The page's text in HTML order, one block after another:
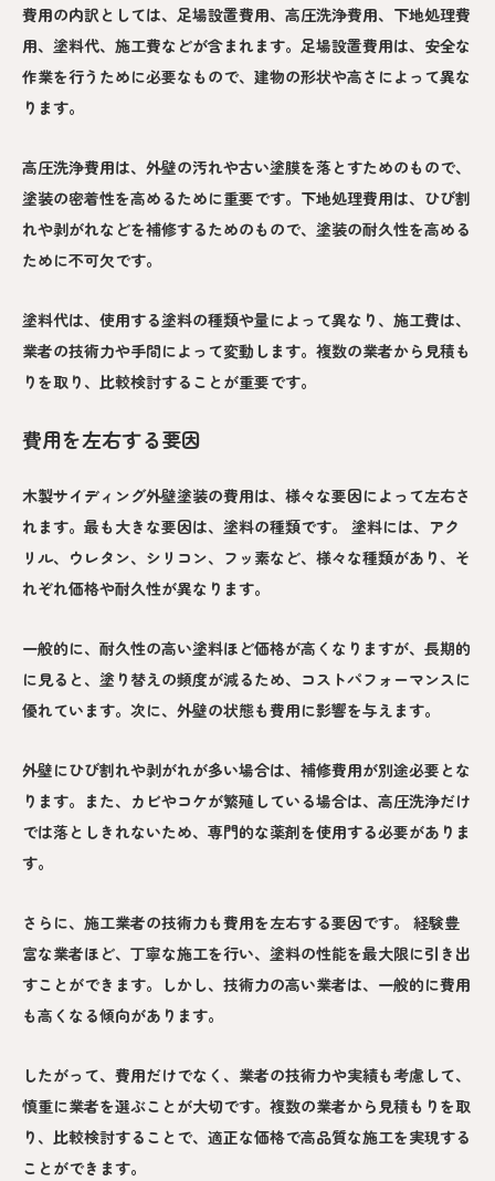
費用の内訳としては、足場設置費用、高圧洗浄費用、下地処理費
用、塗料代、施工費などが含まれます。足場設置費用は、安全な
作業を行うために必要なもので、建物の形状や高さによって異な
ります。
高圧洗浄費用は、外壁の汚れや古い塗膜を落とすためのもので、
塗装の密着性を高めるために重要です。下地処理費用は、ひび割
れや剥がれなどを補修するためのもので、塗装の耐久性を高める
ために不可欠です。
塗料代は、使用する塗料の種類や量によって異なり、施工費は、
業者の技術力や手間によって変動します。複数の業者から見積も
りを取り、比較検討することが重要です。
費用を左右する要因
木製サイディング外壁塗装の費用は、様々な要因によって左右さ
れます。最も大きな要因は、塗料の種類です。 塗料には、アク
リル、ウレタン、シリコン、フッ素など、様々な種類があり、そ
れぞれ価格や耐久性が異なります。
一般的に、耐久性の高い塗料ほど価格が高くなりますが、長期的
に見ると、塗り替えの頻度が減るため、コストパフォーマンスに
優れています。次に、外壁の状態も費用に影響を与えます。
外壁にひび割れや剥がれが多い場合は、補修費用が別途必要とな
ります。また、カビやコケが繁殖している場合は、高圧洗浄だけ
では落としきれないため、専門的な薬剤を使用する必要がありま
す。
さらに、施工業者の技術力も費用を左右する要因です。 経験豊
富な業者ほど、丁寧な施工を行い、塗料の性能を最大限に引き出
すことができます。しかし、技術力の高い業者は、一般的に費用
も高くなる傾向があります。
したがって、費用だけでなく、業者の技術力や実績も考慮して、
慎重に業者を選ぶことが大切です。複数の業者から見積もりを取
り、比較検討することで、適正な価格で高品質な施工を実現する
ことができます。